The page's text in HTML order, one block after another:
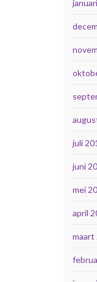
juli
juni
mei
april
maart